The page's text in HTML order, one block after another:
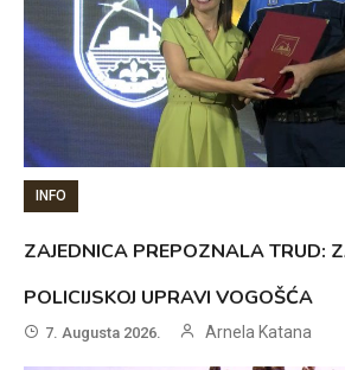
INFO
ZAJEDNICA PREPOZNALA TRUD:
POLICIJSKOJ UPRAVI VOGOŠĆA
7. Augusta 2026. Arnela Katana